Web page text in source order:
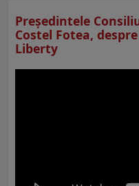
Preşedintele
Costel Fotea,
Liberty